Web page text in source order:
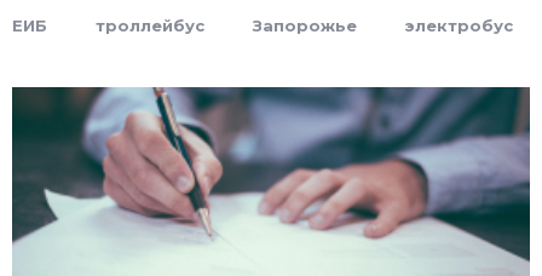
ЕИБ троллейбус Запорожье электробус